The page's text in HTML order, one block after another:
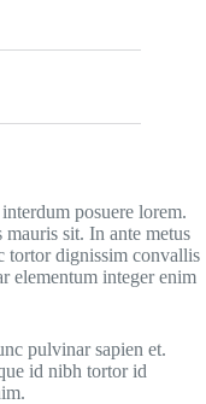
posuere lorem.
sit. In ante metus
tortor dignissim convallis
elementum integer enim
pulvinar sapien et.
id nibh tortor id